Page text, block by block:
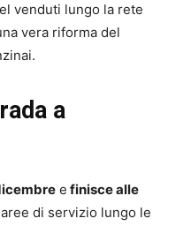
venduti lungo la rete
vera riforma del
a
e finisce alle
di servizio lungo le